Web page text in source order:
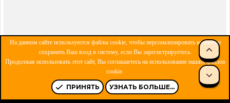
ОБРАТНАЯ СВЯЗЬ
УСЛОВИЯ И ПРАВИЛА
R
S
S
На данном сайте используются файлы cookie, чтобы персонализировать контент и
сохранить Ваш вход в систему, если Вы зарегистрируетесь.
Продолжая использовать этот сайт, Вы соглашаетесь на использование наших файлов
cookie.
ПРИНЯТЬ УЗНАТЬ БОЛЬШЕ...